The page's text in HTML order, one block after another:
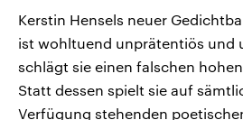
Kerstin Hensels neuer
ist wohltuend unprätentiös und
schlägt sie einen falschen
Statt dessen spielt sie auf
Verfügung stehenden